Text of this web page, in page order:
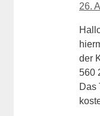
26.
der
560
Das